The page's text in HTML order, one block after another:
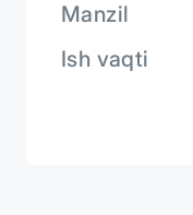
Manzil
Ish vaqti